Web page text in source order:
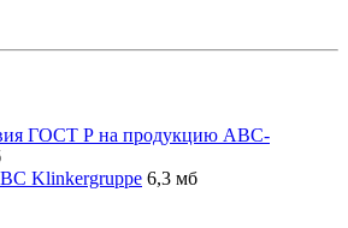
ГОСТ Р на продукцию ABC-
Klinkergruppe 6,3 мб